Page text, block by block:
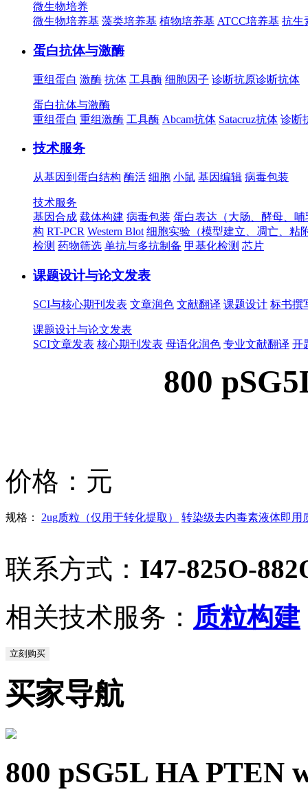
微生物培养
微生物培养基 藻类培养基 植物培养基 ATCC培养基 抗生
蛋白抗体与激酶
重组蛋白 激酶 抗体 工具酶 细胞因子 诊断抗原诊断抗体
蛋白抗体与激酶
重组蛋白 重组激酶 工具酶 Abcam抗体 Satacruz抗体 诊断
技术服务
从基因到蛋白结构 酶活 细胞 小鼠 基因编辑 病毒包装
技术服务
基因合成 载体构建 病毒包装 蛋白表达（大肠、酵母、
构 RT-PCR Western Blot 细胞实验（模型建立、凋亡、粘
检测 药物筛选 单抗与多抗制备 甲基化检测 芯片
课题设计与论文发表
SCI与核心期刊发表 文章润色 文献翻译 课题设计 标书撰
课题设计与论文发表
SCI文章发表 核心期刊发表 母语化润色 专业文献翻译 开
800
价格： 元
规格： 2ug质粒（仅用于转化提取） 转染级去内毒素液体即用
联系方式： I47-825O-
相关技术服务： 质粒构建
立刻购买
买家导航
800 pSG5L HA PTEN